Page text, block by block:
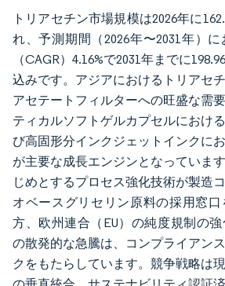
トリアセチン市場規模は2026年に
れ、予測期間（2026年〜2031年）
（CAGR）4.16%で2031年までに
込みです。アジアにおけるトリアセ
アセテートフィルターへの旺盛な需
ティカルソフトゲルカプセルにおけ
び高固形分インクジェットインクに
が主要な成長エンジンとなっていま
じめとするプロセス強化技術が製造
オベースグリセリン原料の採用窓
方、欧州連合（EU）の純度規制の
の散発的な急騰は、コンプライアン
クをもたらしています。競争戦略は